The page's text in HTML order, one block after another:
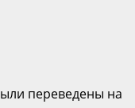
переведены на